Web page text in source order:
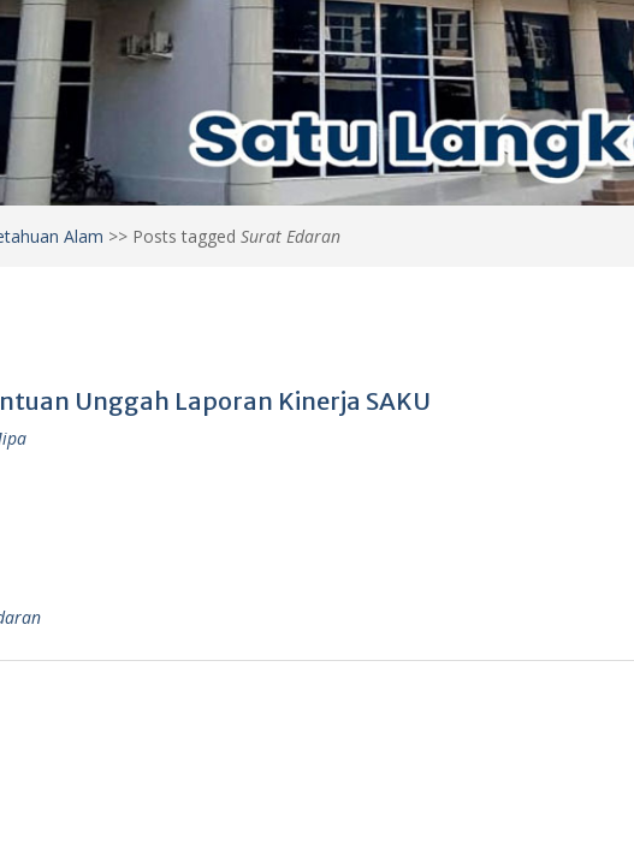
Alam >> Posts tagged Surat Edaran
Unggah Laporan Kinerja SAKU